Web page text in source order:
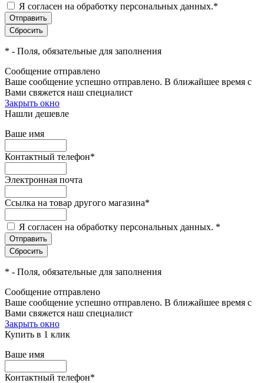
Я согласен на обработку персональных данных.*
* - Поля, обязательные для заполнения
Сообщение отправлено
Ваше сообщение успешно отправлено. В ближайшее время с
Вами свяжется наш специалист
Закрыть окно
Нашли дешевле
Ваше имя
Контактный телефон*
Электронная почта
Ссылка на товар другого магазина*
Я согласен на обработку персональных данных. *
* - Поля, обязательные для заполнения
Сообщение отправлено
Ваше сообщение успешно отправлено. В ближайшее время с
Вами свяжется наш специалист
Закрыть окно
Купить в 1 клик
Ваше имя
Контактный телефон*